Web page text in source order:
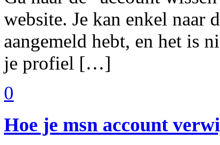
website. Je kan enkel naar
aangemeld hebt, en het is
je profiel […]
0
Hoe je msn account